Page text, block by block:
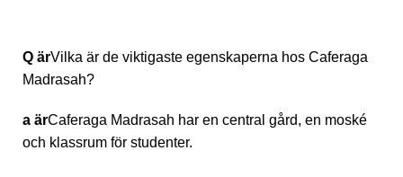
Q ärVilka är de viktigaste egenskaperna hos Caferaga
Madrasah?
a ärCaferaga Madrasah har en central gård, en moské
och klassrum för studenter.